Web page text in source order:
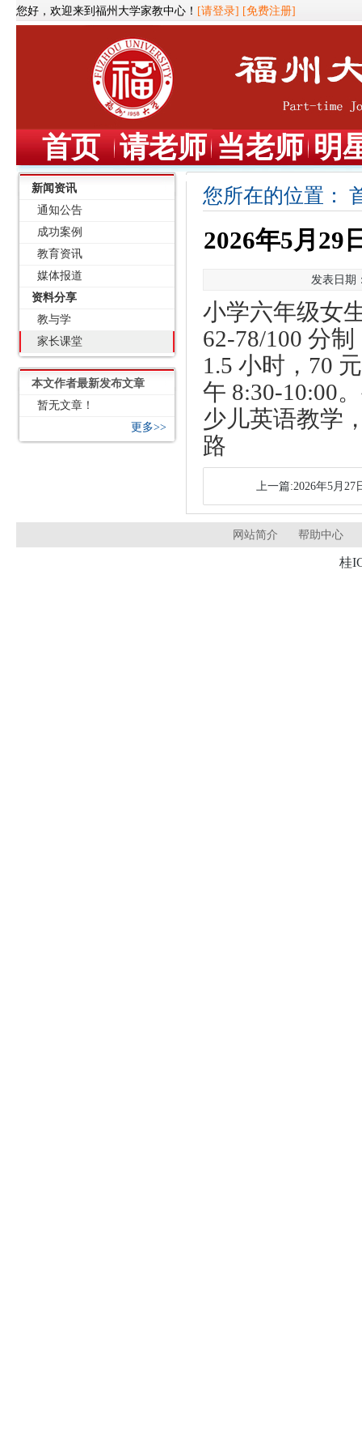
您好，欢迎来到福州大学家教中心！ [请登录] [免费注册]
首页 请老师 当老师 明
新闻资讯
通知公告
成功案例
教育资讯
媒体报道
资料分享
教与学
家长课堂
本文作者最新发布文章
暂无文章！
更多>>
您所在的位置：
2026年5月29
发表日期
小学六年级女
62-78/100 分
1.5 小时，70
午 8:30-10:00
少儿英语教学
路
上一篇:2026年5月27
网站简介 帮助中心
桂